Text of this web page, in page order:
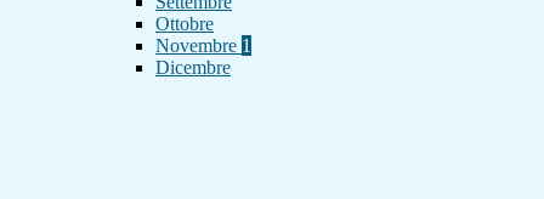
Ottobre
Novembre 1
Dicembre